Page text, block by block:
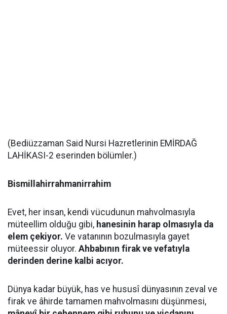
(Bediüzzaman Said Nursi Hazretlerinin EMİRDAĞ
LAHİKASI-2 eserinden bölümler.)
Bismillahirrahmanirrahim
Evet, her insan, kendi vücudunun mahvolmasıyla
müteellim olduğu gibi, hanesinin harap olmasıyla da
elem çekiyor. Ve vatanının bozulmasıyla gayet
müteessir oluyor. Ahbabının firak ve vefatıyla
derinden derine kalbi acıyor.
Dünya kadar büyük, has ve hususî dünyasının zeval ve
firak ve âhirde tamamen mahvolmasını düşünmesi,